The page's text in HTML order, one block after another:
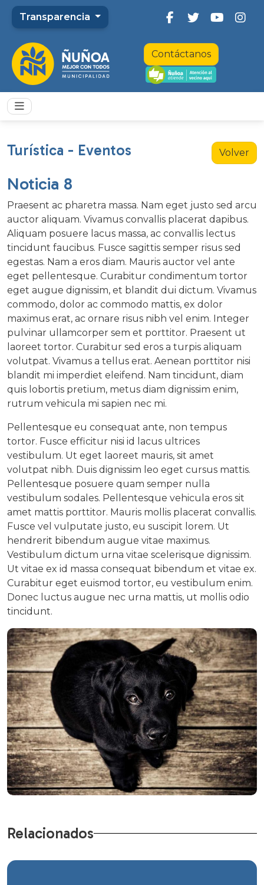
Transparencia
Contáctanos
Turística - Eventos Volver
Noticia 8
Praesent ac pharetra massa. Nam eget justo sed arcu
auctor aliquam. Vivamus convallis placerat dapibus.
Aliquam posuere lacus massa, ac convallis lectus
tincidunt faucibus. Fusce sagittis semper risus sed
egestas. Nam a eros diam. Mauris auctor vel ante
eget pellentesque. Curabitur condimentum tortor
eget augue dignissim, et blandit dui dictum. Vivamus
commodo, dolor ac commodo mattis, ex dolor
maximus erat, ac ornare risus nibh vel enim. Integer
pulvinar ullamcorper sem et porttitor. Praesent ut
laoreet tortor. Curabitur sed eros a turpis aliquam
volutpat. Vivamus a tellus erat. Aenean porttitor nisi
blandit mi imperdiet eleifend. Nam tincidunt, diam
quis lobortis pretium, metus diam dignissim enim,
rutrum vehicula mi sapien nec mi.
Pellentesque eu consequat ante, non tempus
tortor. Fusce efficitur nisi id lacus ultrices
vestibulum. Ut eget laoreet mauris, sit amet
volutpat nibh. Duis dignissim leo eget cursus mattis.
Pellentesque posuere quam semper nulla
vestibulum sodales. Pellentesque vehicula eros sit
amet mattis porttitor. Mauris mollis placerat convallis.
Fusce vel vulputate justo, eu suscipit lorem. Ut
hendrerit bibendum augue vitae maximus.
Vestibulum dictum urna vitae scelerisque dignissim.
Ut vitae ex id massa consequat bibendum et vitae ex.
Curabitur eget euismod tortor, eu vestibulum enim.
Donec luctus augue nec urna mattis, ut mollis odio
tincidunt.
Relacionados